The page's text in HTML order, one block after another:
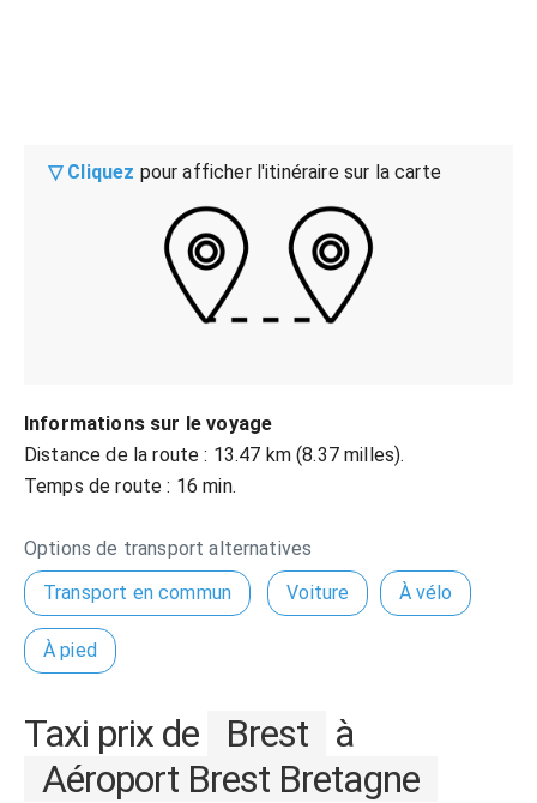
▽ Cliquez pour afficher l'itinéraire sur la carte
Informations sur le voyage
Distance de la route : 13.47 km (8.37 milles).
Temps de route : 16 min.
Options de transport alternatives
Transport en commun
Voiture À vélo
À pied
Taxi prix de Brest
à
Aéroport Brest Bretagne